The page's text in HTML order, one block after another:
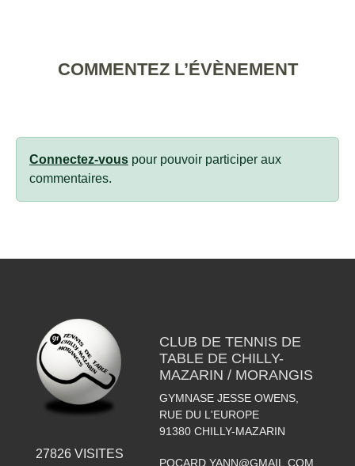
COMMENTEZ L’ÉVÈNEMENT
Connectez-vous pour pouvoir participer aux
commentaires.
27826VISITES
CLUB DE TENNIS DE
TABLE DE CHILLY-
MAZARIN / MORANGIS
GYMNASE JESSE OWENS,
RUE DU L'EUROPE
91380 CHILLY-MAZARIN
POCARD.YANN@GMAIL.COM